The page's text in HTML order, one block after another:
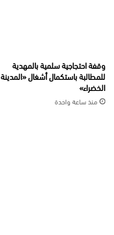
وقفة احتجاجية سلمية بالمهدية
للمطالبة باستكمال أشغال «المدينة
الخضراء»
منذ ساعة واحدة